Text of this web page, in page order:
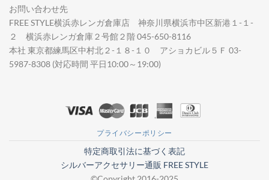
お問い合わせ先
FREE STYLE横浜赤レンガ倉庫店 神奈川県横浜市中区新港１-１-
２ 横浜赤レンガ倉庫２号館２階 045-650-8116
本社 東京都練馬区中村北２-１８-１０ アショカビル５Ｆ 03-
5987-8308 (対応時間 平日10:00～19:00)
プライバシーポリシー
特定商取引法に基づく表記
シルバーアクセサリー通販 FREE STYLE